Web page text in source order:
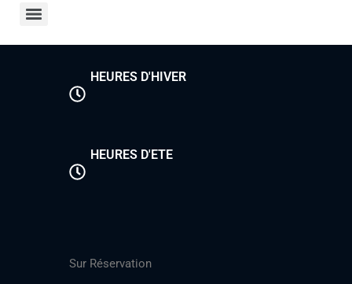
HEURES D'HIVER
HEURES D'ETE
Sur Réservation